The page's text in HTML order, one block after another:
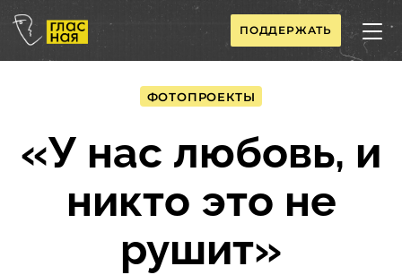
ПОДДЕРЖАТЬ
ФОТОПРОЕКТЫ
«У нас любовь, и
никто это не
рушит»